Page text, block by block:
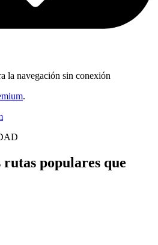
la navegación sin conexión
.
populares que